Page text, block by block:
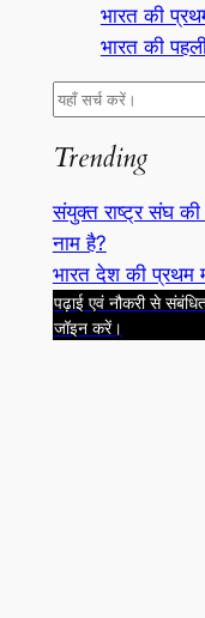
भारत की
भारत की
S
a
c
h
Trending
संयुक्त राष्ट्र संघ की
नाम है?
भारत देश की प्रथम
पढ़ाई एवं नौकरी से
जॉइन करें।